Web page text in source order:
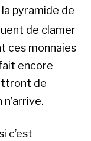
pyramide de
de clamer
ces monnaies
encore
de
c’est